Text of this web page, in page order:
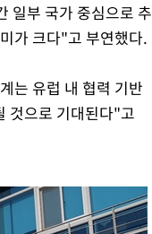
일부 국가 중심으로 추
가 크다"고 부연했다.
는 유럽 내 협력 기반
것으로 기대된다"고